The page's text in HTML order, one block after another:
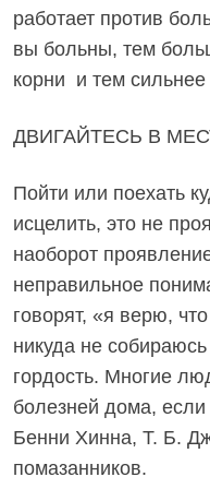
работает против
вы больны, тем
корни и тем
ДВИГАЙТЕСЬ В
Пойти или поехать
исцелить, это не
наоборот
неправильное
говорят, «я верю,
никуда не
гордость. Многие
болезней дома,
Бенни Хинна, Т. Б.
помазанников.